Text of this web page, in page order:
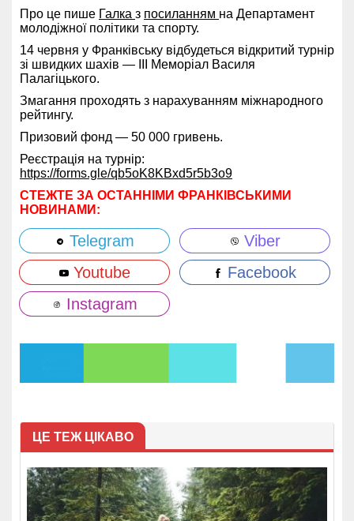
Про це пише Галка з посиланням на Департамент
молодіжної політики та спорту.
14 червня у Франківську відбудеться відкритий турнір
зі швидких шахів — III Меморіал Василя
Палагіцького.
Змагання проходять з нарахуванням міжнародного
рейтингу.
Призовий фонд — 50 000 гривень.
Реєстрація на турнір:
https://forms.gle/qb5oK8KBxd5r5b3o9
СТЕЖТЕ ЗА ОСТАННІМИ ФРАНКІВСЬКИМИ
НОВИНАМИ:
Telegram
Viber
Youtube
Facebook
Instagram
ЦЕ ТЕЖ ЦІКАВО